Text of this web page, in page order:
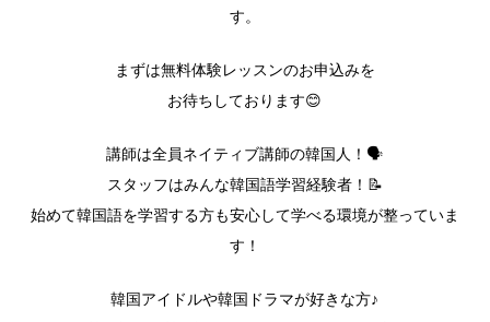
す。
まずは無料体験レッスンのお申込みを
お待ちしております😊
講師は全員ネイティブ講師の韓国人！🗣️
スタッフはみんな韓国語学習経験者！📝
始めて韓国語を学習する方も安心して学べる環境が整っていま
す！
韓国アイドルや韓国ドラマが好きな方♪